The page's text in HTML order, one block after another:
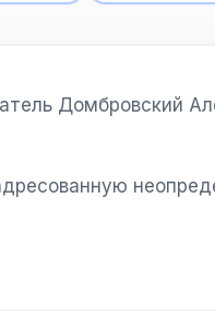
Домбровский